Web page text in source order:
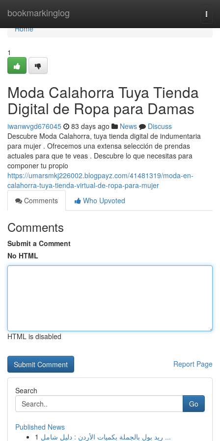
bookmarkinglog
Home
Home
1
Moda Calahorra Tuya Tienda
Digital de Ropa para Damas
iwanwvgd676045 83 days ago News
Discuss
Descubre Moda Calahorra, tuya tienda digital de indumentaria
para mujer . Ofrecemos una extensa selección de prendas
actuales para que te veas . Descubre lo que necesitas para
componer tu propio
https://umarsmkj226002.blogpayz.com/41481319/moda-en-
calahorra-tuya-tienda-virtual-de-ropa-para-mujer
Comments
Who Upvoted
Comments
Submit a Comment
No HTML
HTML is disabled
Report Page
Search
Go
Published News
1
ريد بول بالجملة بكميات الأردن : دليل شامل ...